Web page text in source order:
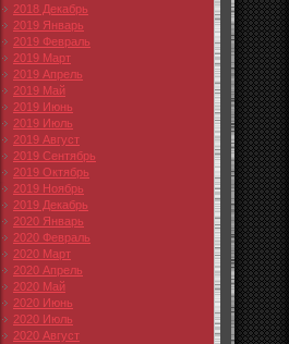
2018 Декабрь
2019 Январь
2019 Февраль
2019 Март
2019 Апрель
2019 Май
2019 Июнь
2019 Июль
2019 Август
2019 Сентябрь
2019 Октябрь
2019 Ноябрь
2019 Декабрь
2020 Январь
2020 Февраль
2020 Март
2020 Апрель
2020 Май
2020 Июнь
2020 Июль
2020 Август